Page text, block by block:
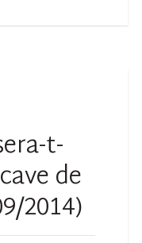
t-
de
2014)